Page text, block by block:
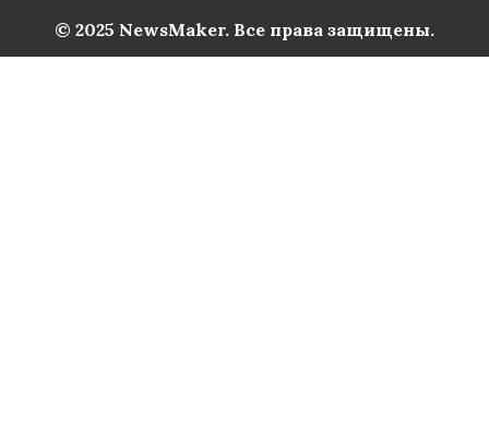
© 2025 NewsMaker. Все права защищены.